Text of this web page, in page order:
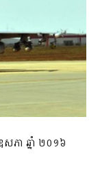
ភា ឆ្នាំ ២០១៦